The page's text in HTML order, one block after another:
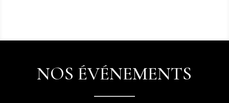
NOS ÉVÉNEMENTS